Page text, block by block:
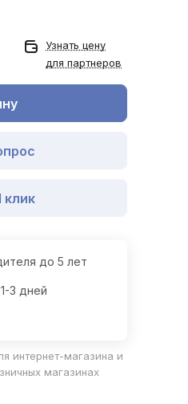
Узнать цену
для партнеров
клик
до 5 лет
3 дней
интернет-магазина и
магазинах